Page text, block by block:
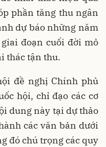
phần tăng thu ngân
dự báo những năm
đoạn cuối đời mỏ
thác tận thu.
đề nghị Chính phủ
hội, chỉ đạo các cơ
dung này tại dự thảo
các văn bản dưới
đó chú trọng các quy